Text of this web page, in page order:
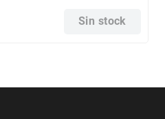
Sin stock